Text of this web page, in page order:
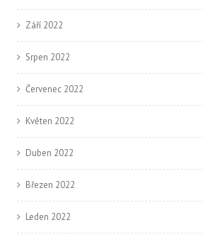
Září 2022
Srpen 2022
Červenec 2022
Květen 2022
Duben 2022
Březen 2022
Leden 2022